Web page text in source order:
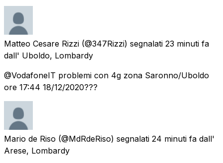
Matteo Cesare Rizzi (@347Rizzi) segnalati 23 minuti fa
dall' Uboldo, Lombardy
@VodafoneIT problemi con 4g zona Saronno/Uboldo
ore 17:44 18/12/2020???
Mario de Riso (@MdRdeRiso) segnalati 24 minuti fa dall'
Arese, Lombardy